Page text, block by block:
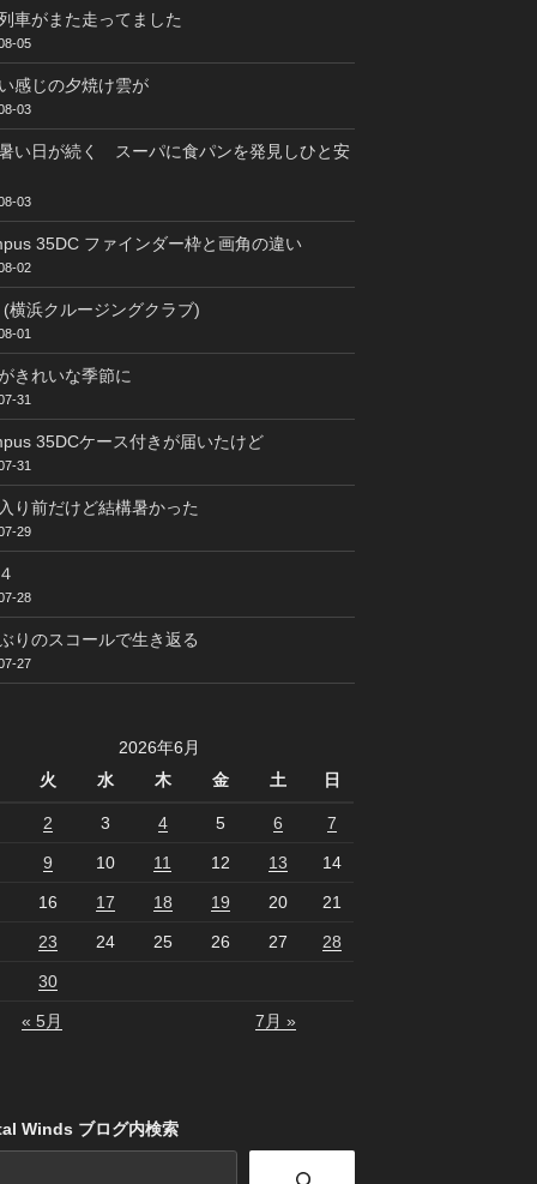
車がまた走ってました
05
感じの夕焼け雲が
03
い日が続く スーパに食パンを発見しひと安
03
35DC ファインダー枠と画角の違い
02
(横浜クルージングクラブ)
01
きれいな季節に
31
35DCケース付きが届いたけど
31
り前だけど結構暑かった
29
28
りのスコールで生き返る
27
2026年6月
火
水 木 金 土 日
2 3 4 5 6 7
9 10 11 12 13 14
16 17 18 19 20 21
23 24 25 26 27 28
30
« 5月 7月 »
Winds ブログ内検索